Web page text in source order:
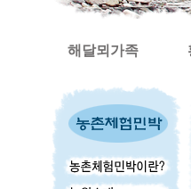
해달뫼가족